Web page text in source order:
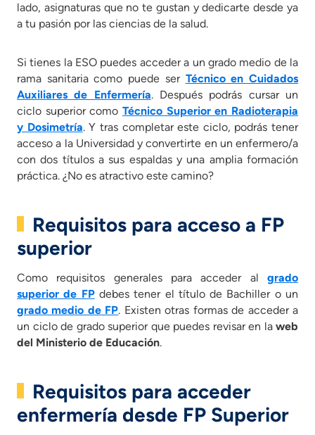
lado, asignaturas que no te gustan y dedicarte desde ya
a tu pasión por las ciencias de la salud.
Si tienes la ESO puedes acceder a un grado medio de la
rama sanitaria como puede ser Técnico en Cuidados
Auxiliares de Enfermería. Después podrás cursar un
ciclo superior como Técnico Superior en Radioterapia
y Dosimetría. Y tras completar este ciclo, podrás tener
acceso a la Universidad y convertirte en un enfermero/a
con dos títulos a sus espaldas y una amplia formación
práctica. ¿No es atractivo este camino?
Requisitos para acceso a FP
superior
Como requisitos generales para acceder al grado
superior de FPdebes tener el título de Bachiller o un
grado medio de FP. Existen otras formas de acceder a
un ciclo de grado superior que puedes revisar en la web
del Ministerio de Educación.
Requisitos para acceder
enfermería desde FP Superior